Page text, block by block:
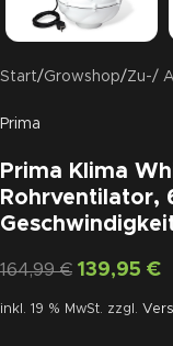
Start/Growshop/Zu-/
Prima
Prima Klima
Rohrventilator,
164,99€ 139,95 €
inkl. 19 % MwSt. zzgl.